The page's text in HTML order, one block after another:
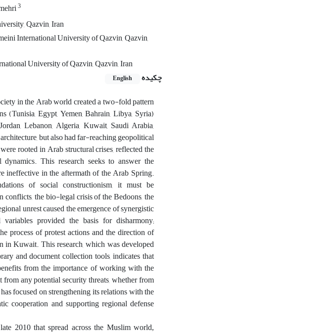
3
Qazvin, Iran
International University of Qazvin, Qazvin,
University of Qazvin, Qazvin, Iran
چکیده
English
in the Arab world created a two-fold pattern
(Tunisia, Egypt, Yemen, Bahrain, Libya, Syria)
Lebanon, Algeria, Kuwait, Saudi Arabia,
but also had far-reaching geopolitical
rooted in Arab structural crises, reflected the
This research seeks to answer the
ineffective in the aftermath of the Arab Spring.
of social constructionism, it must be
conflicts, the bio-legal crisis of the Bedoons, the
unrest caused the emergence of synergistic
provided the basis for disharmony;
process of protest actions and the direction of
Kuwait. This research, which was developed
and document collection tools, indicates that
from the importance of working with the
any potential security threats, whether from
focused on strengthening its relations with the
cooperation and supporting regional defense
2010 that spread across the Muslim world,